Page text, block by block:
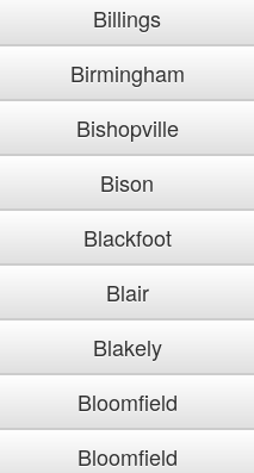
Billings
Birmingham
Bishopville
Bison
Blackfoot
Blair
Blakely
Bloomfield
Bloomfield